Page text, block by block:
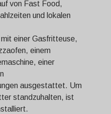
von Fast Food,
und lokalen
einer Gasfritteuse,
einem
einer
ausgestattet. Um
standzuhalten, ist